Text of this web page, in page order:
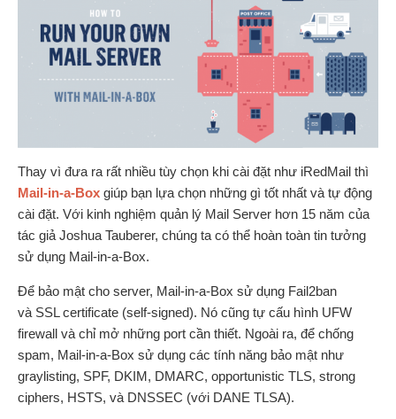
Thay vì đưa ra rất nhiều tùy chọn khi cài đặt như iRedMail thì
Mail-in-a-Box giúp bạn lựa chọn những gì tốt nhất và tự động
cài đặt. Với kinh nghiệm quản lý Mail Server hơn 15 năm của
tác giả Joshua Tauberer, chúng ta có thể hoàn toàn tin tưởng
sử dụng Mail-in-a-Box.
Để bảo mật cho server, Mail-in-a-Box sử dụng Fail2ban
và SSL certificate (self-signed). Nó cũng tự cấu hình UFW
firewall và chỉ mở những port cần thiết. Ngoài ra, để chống
spam, Mail-in-a-Box sử dụng các tính năng bảo mật như
graylisting, SPF, DKIM, DMARC, opportunistic TLS, strong
ciphers, HSTS, và DNSSEC (với DANE TLSA).